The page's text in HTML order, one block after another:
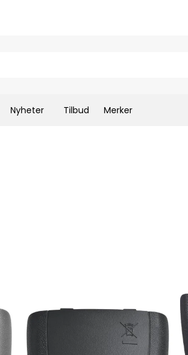
Nyheter Tilbud Merker